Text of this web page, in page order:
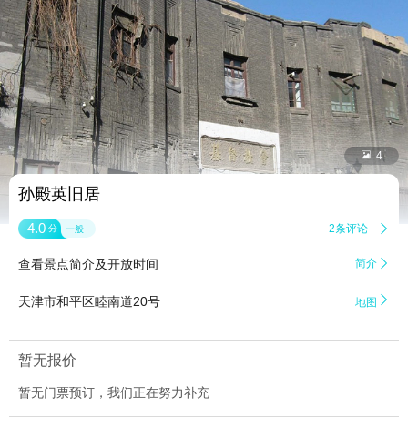
 4
孙殿英旧居
4.0 分 一般 2条评论 
查看景点简介及开放时间 简介 
天津市和平区睦南道20号 地图 
暂无报价
暂无门票预订，我们正在努力补充
